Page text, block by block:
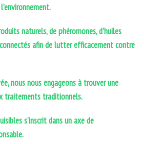
naturels, de phéromones, d’huiles
afin de lutter efficacement contre
nous nous engageons à trouver une
traitements traditionnels.
s’inscrit dans un axe de